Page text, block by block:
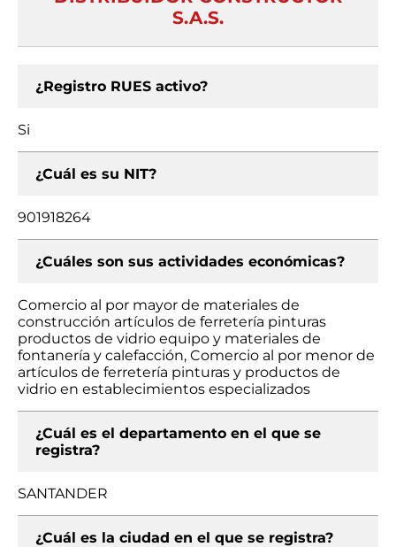
S.A.S.
¿Registro RUES activo?
Si
¿Cuál es su NIT?
901918264
¿Cuáles son sus actividades económicas?
Comercio al por mayor de materiales de
construcción artículos de ferretería pinturas
productos de vidrio equipo y materiales de
fontanería y calefacción, Comercio al por menor de
artículos de ferretería pinturas y productos de
vidrio en establecimientos especializados
¿Cuál es el departamento en el que se
registra?
SANTANDER
¿Cuál es la ciudad en el que se registra?